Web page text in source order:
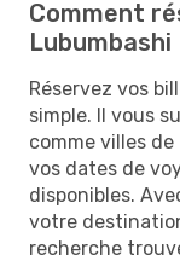
Comment
Lubumbashi
Réservez vos
simple. Il vous
comme villes
vos dates de
disponibles.
votre
recherche